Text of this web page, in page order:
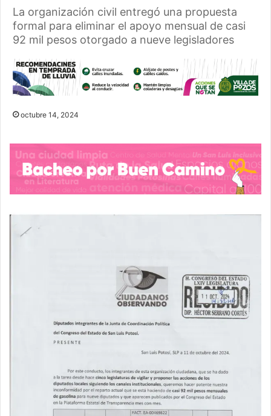
La organización civil entregó una propuesta
formal para eliminar el apoyo mensual de casi
92 mil pesos otorgado a nueve legisladores
octubre 14, 2024